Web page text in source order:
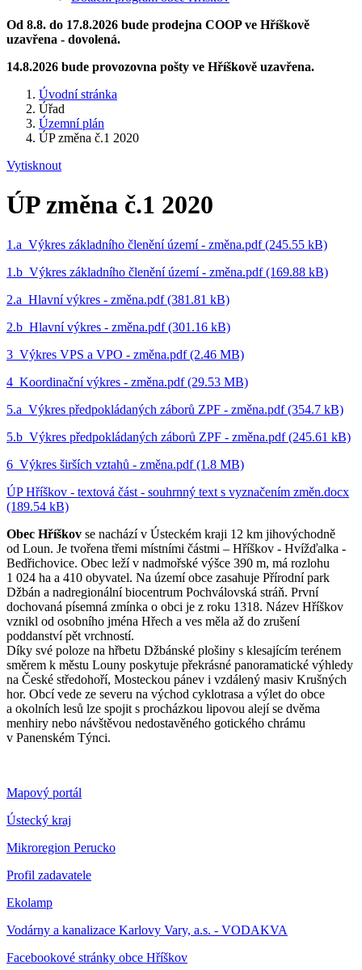
Od 8.8. do 17.8.2026 bude prodejna COOP ve Hříškově
uzavřena - dovolená.
14.8.2026 bude provozovna pošty ve Hříškově uzavřena.
Úvodní stránka
Úřad
Územní plán
ÚP změna č.1 2020
Vytisknout
ÚP změna č.1 2020
1.a_Výkres základního členění území - změna.pdf (245.55 kB)
1.b_Výkres základního členění území - změna.pdf (169.88 kB)
2.a_Hlavní výkres - změna.pdf (381.81 kB)
2.b_Hlavní výkres - změna.pdf (301.16 kB)
3_Výkres VPS a VPO - změna.pdf (2.46 MB)
4_Koordinační výkres - změna.pdf (29.53 MB)
5.a_Výkres předpokládaných záborů ZPF - změna.pdf (354.7 kB)
5.b_Výkres předpokládaných záborů ZPF - změna.pdf (245.61 kB)
6_Výkres širších vztahů - změna.pdf (1.8 MB)
ÚP Hříškov - textová část - souhrnný text s vyznačením změn.docx
(189.54 kB)
Obec Hříškov se nachází v Ústeckém kraji 12 km jihovýchodně
od Loun. Je tvořena třemi místními částmi – Hříškov - Hvížďalka -
Bedřichovice. Obec leží v nadmořské výšce 390 m, má rozlohu
1 024 ha a 410 obyvatel. Na území obce zasahuje Přírodní park
Džbán a nadregionální biocentrum Pochválovská stráň. První
dochovaná písemná zmínka o obci je z roku 1318. Název Hříškov
vznikl od osobního jména Hřech a ves měla až do zrušení
poddanství pět vrchností.
Díky své poloze na hřbetu Džbánské plošiny s klesajícím terénem
směrem k městu Louny poskytuje překrásné panoramatické výhledy
na České středohoří, Mosteckou pánev i vzdálený masiv Krušných
hor. Obcí vede ze severu na východ cyklotrasa a výlet do obce
a okolních lesů lze spojit s procházkou lipovou alejí se dvěma
menhiry nebo návštěvou nedostavěného gotického chrámu
v Panenském Týnci.
Mapový portál
Ústecký kraj
Mikroregion Perucko
Profil zadavatele
Ekolamp
Vodárny a kanalizace Karlovy Vary, a.s. - VODAKVA
Facebookové stránky obce Hříškov